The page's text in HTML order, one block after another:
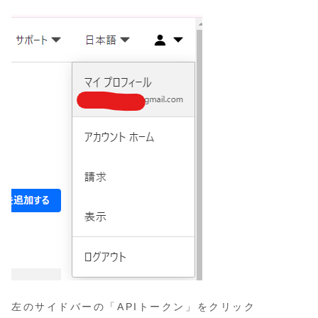
左のサイドバーの「APIトークン」をクリック